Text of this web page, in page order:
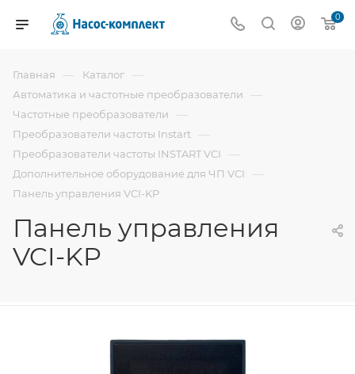
0
Главная — Каталог —
Автоматика и частотные преобразователи —
Частотные преобразователи —
Преобразователи частоты Instart —
Преобразователи частоты INSTART VCI —
Дополнительное оборудование для ЧП VCI —
Панель управления VCI-KP
Панель управления
VCI-KP